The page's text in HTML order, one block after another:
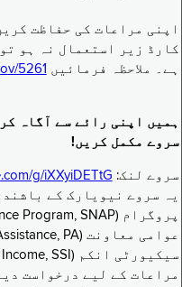
کارڈ زیر استعمال نہ ہو
ہے۔ ملاحظہ فرمائیں 5261
سروے مکمل کریں!
سروے لنک: g/iXXyiDETtG
یہ سروے نیویارک کے
مراعات کے لیے درخواست